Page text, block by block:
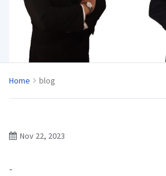
Home blog
Nov 22, 2023
-